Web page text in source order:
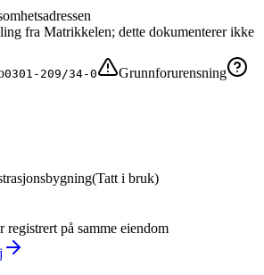
fra Matrikkelen; dette dokumenterer ikke
0301-209/34-0
Grunnforurensning
(Tatt i bruk)
registrert på samme eiendom